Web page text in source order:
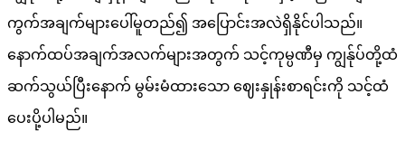
ကွက်အချက်များပေါ်မူတည်၍ အပြောင်းအလဲရှိနိုင်ပါသည်။
နောက်ထပ်အချက်အလက်များအတွက် သင့်ကုမ္ပဏီမှ ကျွန်ုပ်တို့ထံ
ဆက်သွယ်ပြီးနောက် မွမ်းမံထားသော ဈေးနှုန်းစာရင်းကို သင့်ထံ
ပေးပို့ပါမည်။